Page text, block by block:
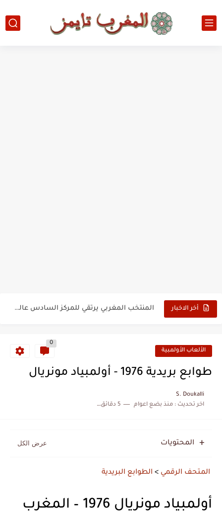
أخر الاخبار المنتخب المغربي يرتقي للمركز السادس عالمياً ويُحكم قبضته على الصدارة...
الألعاب الأولمبية
0
طوابع بريدية 1976 - أولمبياد مونريال
S. Doukalli
اخر تحديث :منذ بضع اعوام 5 دقائق للقراءة
المحتويات
المتحف الرقمي > الطوابع البريدية
أولمبياد مونريال 1976 – المغرب